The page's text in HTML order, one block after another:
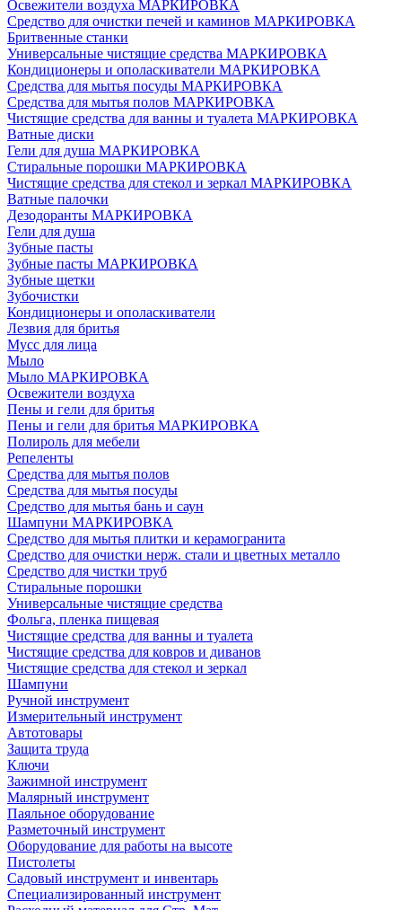
Освежители воздуха МАРКИРОВКА
Средство для очистки печей и каминов МАРКИРОВКА
Бритвенные станки
Универсальные чистящие средства МАРКИРОВКА
Кондиционеры и ополаскиватели МАРКИРОВКА
Средства для мытья посуды МАРКИРОВКА
Средства для мытья полов МАРКИРОВКА
Чистящие средства для ванны и туалета МАРКИРОВКА
Ватные диски
Гели для душа МАРКИРОВКА
Стиральные порошки МАРКИРОВКА
Чистящие средства для стекол и зеркал МАРКИРОВКА
Ватные палочки
Дезодоранты МАРКИРОВКА
Гели для душа
Зубные пасты
Зубные пасты МАРКИРОВКА
Зубные щетки
Зубочистки
Кондиционеры и ополаскиватели
Лезвия для бритья
Мусс для лица
Мыло
Мыло МАРКИРОВКА
Освежители воздуха
Пены и гели для бритья
Пены и гели для бритья МАРКИРОВКА
Полироль для мебели
Репеленты
Средства для мытья полов
Средства для мытья посуды
Средство для мытья бань и саун
Шампуни МАРКИРОВКА
Средство для мытья плитки и керамогранита
Средство для очистки нерж. стали и цветных металло
Средство для чистки труб
Стиральные порошки
Универсальные чистящие средства
Фольга, пленка пищевая
Чистящие средства для ванны и туалета
Чистящие средства для ковров и диванов
Чистящие средства для стекол и зеркал
Шампуни
Ручной инструмент
Измерительный инструмент
Автотовары
Защита труда
Ключи
Зажимной инструмент
Малярный инструмент
Паяльное оборудование
Разметочный инструмент
Оборудование для работы на высоте
Пистолеты
Садовый инструмент и инвентарь
Специализированный инструмент